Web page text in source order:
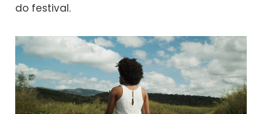
do festival.